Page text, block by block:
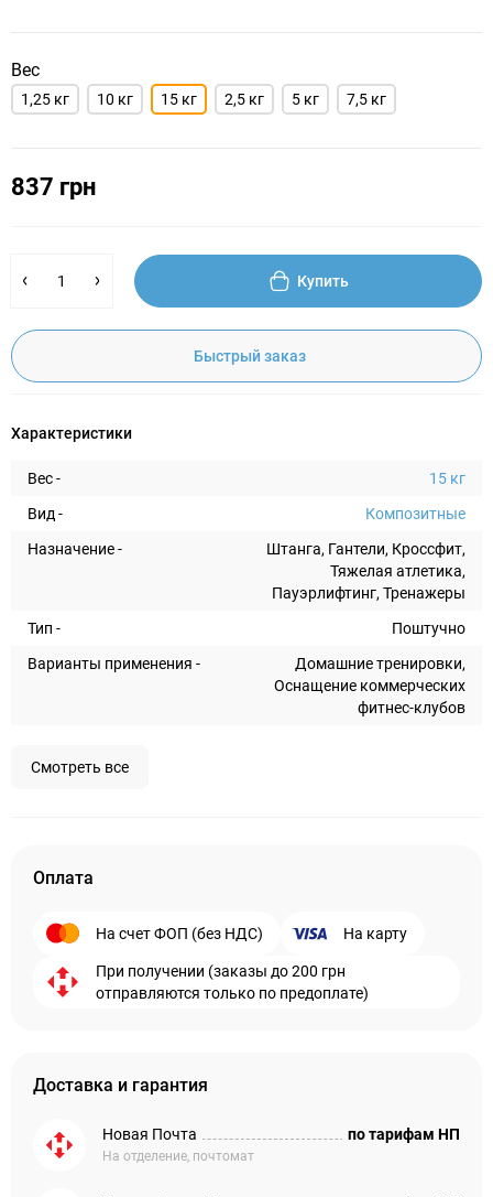
Вес
1,25 кг 10 кг 15 кг 2,5 кг 5 кг 7,5 кг
837 грн
Купить
Быстрый заказ
Характеристики
Вес -
15 кг
Вид -
Композитные
Назначение -
Штанга, Гантели, Кроссфит,
Тяжелая атлетика,
Пауэрлифтинг, Тренажеры
Тип -
Поштучно
Варианты применения -
Домашние тренировки,
Оснащение коммерческих
фитнес-клубов
Смотреть все
Оплата
На счет ФОП (без НДС) На карту
При получении (заказы до 200 грн
отправляются только по предоплате)
Доставка и гарантия
Новая Почта
На отделение, почтомат
по тарифам НП